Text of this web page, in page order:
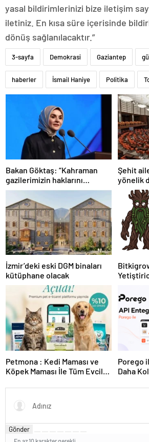
yasal bildirimlerinizi bize iletişim
iletiniz. En kısa süre içerisinde
dönüş sağlanılacaktır.”
3-sayfa Demokrasi Gaziantep
haberler İsmail Haniye Politika
Bakan Göktaş: “Kahraman
gazilerimizin haklarını
güçlendiren yeni bir dönemin
kapılarını aralıyoruz”
Şehit
yönelik
İzmir’deki eski DGM binaları
kütüphane olacak
Petmona : Kedi Maması ve
Köpek Maması İle Tüm Evcil
Porego
Daha
Gönder